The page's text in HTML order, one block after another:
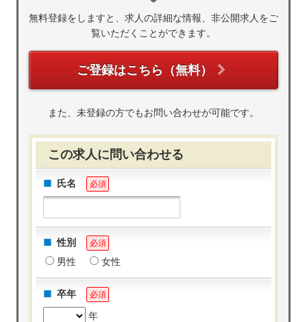
無料登録をしますと、求人の詳細な情報、非公開求人をご
覧いただくことができます。
ご登録はこちら（無料）
また、未登録の方でもお問い合わせが可能です。
この求人に問い合わせる
氏名 必須
性別 必須
男性 女性
卒年 必須
年